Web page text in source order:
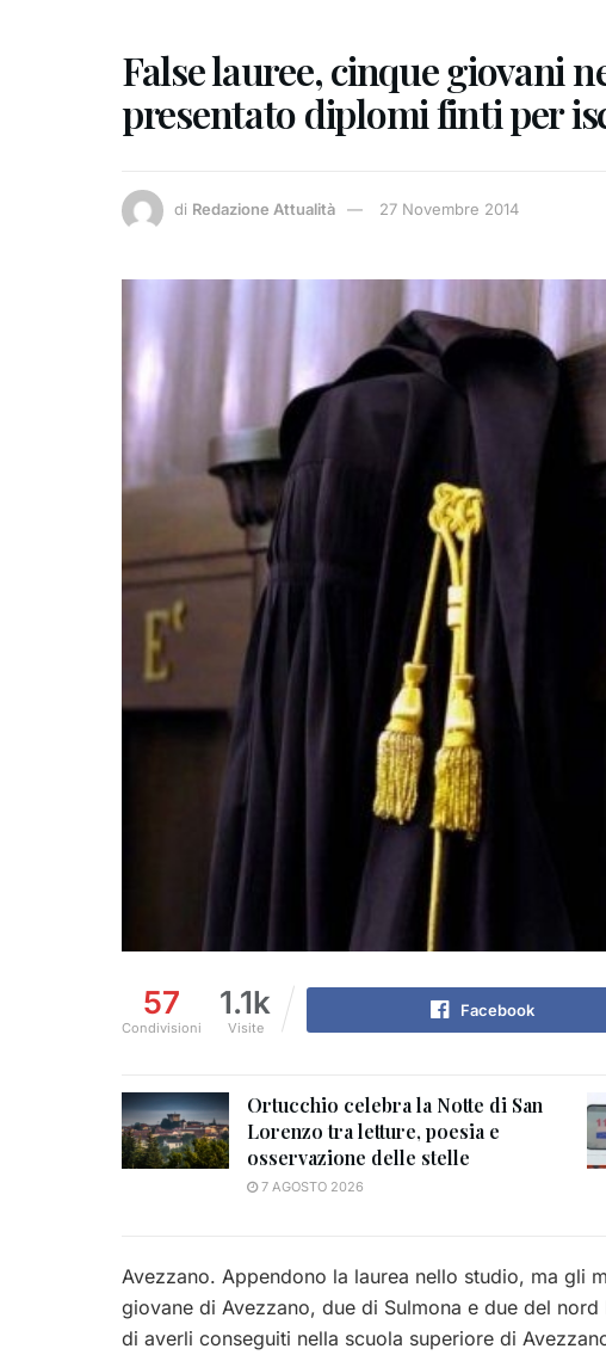
False lauree, cinque giovani
presentato diplomi finti per
di Redazione Attualità 27 Novembre 2014
57
Condivisioni
1.1k
Visite
Facebook
Ortucchio celebra la Notte di San
Lorenzo tra letture, poesia e
osservazione delle stelle
7 AGOSTO 2026
Avezzano. Appendono la laurea nello studio, ma gli
giovane di Avezzano, due di Sulmona e due del
di averli conseguiti nella scuola superiore di